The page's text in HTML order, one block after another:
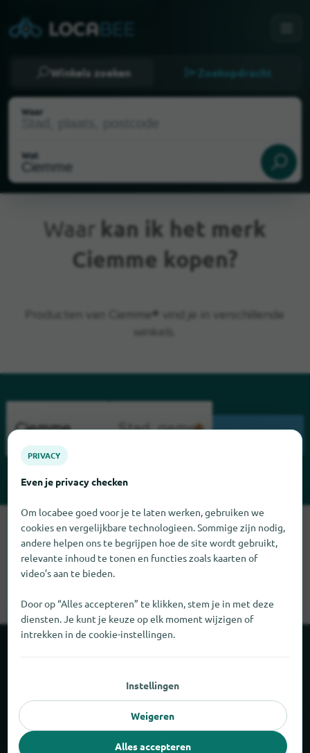
Winkels zoeken Zoekopdracht
Waar
Wat
Huidige locatie
Waar kan ik het merk
Ciemme kopen?
Producten van Ciemme® vind je in verschillende
Sorry, we kunnen Ciemme op dit moment niet vinden. Als u
weet waar Ciemme te vinden is, zouden we het erg op prijs
stellen als u ons dat laat weten.
Over locabee
Partner
PRIVACY
Even je privacy checken
Om locabee goed voor je te laten werken, gebruiken we
cookies en vergelijkbare technologieen. Sommige zijn nodig,
andere helpen ons te begrijpen hoe de site wordt gebruikt,
relevante inhoud te tonen en functies zoals kaarten of
video’s aan te bieden.
Door op “Alles accepteren” te klikken, stem je in met deze
diensten. Je kunt je keuze op elk moment wijzigen of
intrekken in de cookie-instellingen.
Instellingen
Weigeren
Alles accepteren